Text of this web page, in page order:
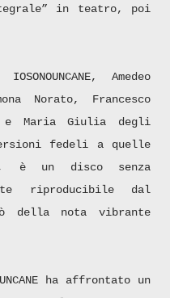
in teatro, poi
Amedeo
Norato, Francesco
e Maria Giulia degli
fedeli a quelle
è un disco senza
riproducibile dal
della nota vibrante
ha affrontato un